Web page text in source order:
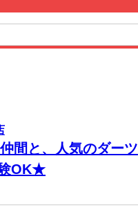
間と、人気のダーツ
OK★